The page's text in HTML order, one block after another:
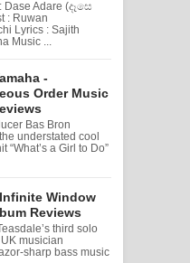
Dase Adare (දෑසෙ
: Ruwan
Lyrics : Sajith
Music ...
-
Order Music
Bas Bron
understated cool
“What’s a Girl to Do”
Window
Reviews
third solo
musician
sharp bass music